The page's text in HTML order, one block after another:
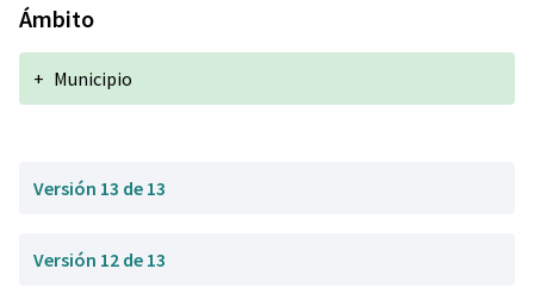
Ámbito
+ Municipio
Versión 13 de 13
Versión 12 de 13